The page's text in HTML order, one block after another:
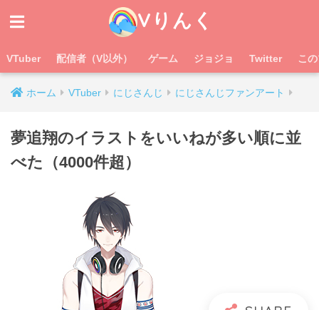
Vりんく
VTuber 配信者（V以外） ゲーム ジョジョ Twitter こ
ホーム VTuber にじさんじ にじさんじファンアート
夢追翔のイラストをいいねが多い順に並
べた（4000件超）